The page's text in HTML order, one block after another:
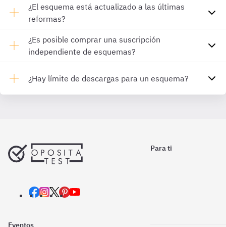
¿El esquema está actualizado a las últimas
reformas?
¿Es posible comprar una suscripción
independiente de esquemas?
¿Hay límite de descargas para un esquema?
Para ti
Eventos